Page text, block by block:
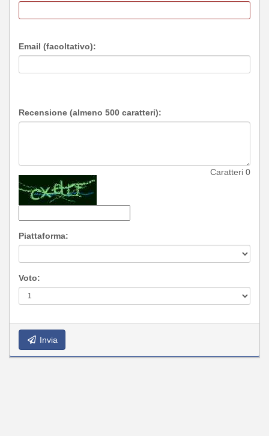
Email (facoltativo):
Recensione (almeno 500 caratteri):
Caratteri 0
Piattaforma:
Voto:
Invia